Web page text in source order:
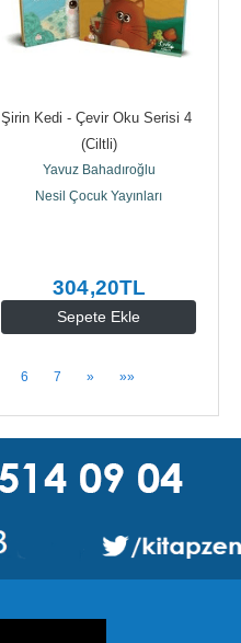
Sepete Ekle
Şirin Kedi - Çevir Oku Serisi 4
(Ciltli)
Yavuz Bahadıroğlu
Nesil Çocuk Yayınları
304,20TL
6 7 » »»